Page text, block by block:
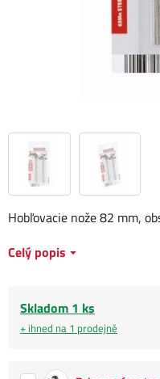
Hobľovacie nože 82 mm,
Celý popis
Skladom 1 ks
+ ihned na 1 prodejně